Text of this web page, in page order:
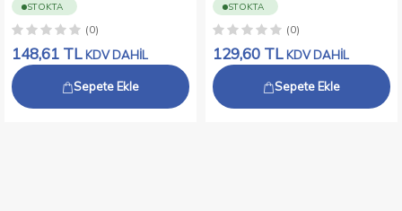
STOKTA
(0)
148,61 TL KDV DAHİL
Sepete Ekle
STOKTA
(0)
129,60 TL KDV DAHİL
Sepete Ekle